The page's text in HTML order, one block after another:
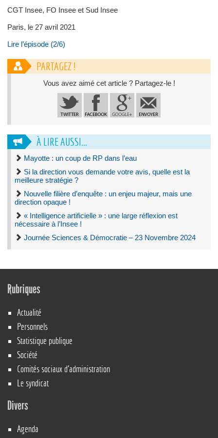
CGT Insee, FO Insee et Sud Insee
Paris, le 27 avril 2021
Lire l’épisode (2/6)
PARTAGEZ !
Vous avez aimé cet article ? Partagez-le !
À LIRE AUSSI...
Mayotte : un coup de RP dans l’eau
Si la direction vous demande votre avis, quelle est la
meilleure stratégie ?
Nouvelle filière d’enquête : un enjeu majeur, mais une
direction opaque !
« Intelligence artificielle » : une large réflexion est
nécessaire à l’Insee !
Journée Sciences & Démocratie – 23 Novembre 2024
Rubriques
Actualité
Personnels
Statistique publique
Société
Comités sociaux d’administration
Le syndicat
Divers
Agenda